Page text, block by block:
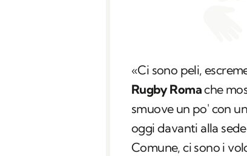
«Ci sono peli,
Rugby Romache
smuove un po' con
oggi davanti alla
Comune, ci sono i